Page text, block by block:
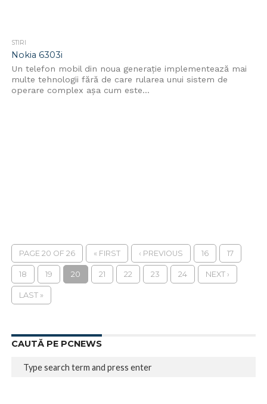
STIRI
Nokia 6303i
Un telefon mobil din noua generație implementează mai
multe tehnologii fără de care rularea unui sistem de
operare complex așa cum este...
PAGE 20 OF 26 « FIRST ‹ PREVIOUS 16 17
18 19 20 21 22 23 24 NEXT ›
LAST »
CAUTĂ PE PCNEWS